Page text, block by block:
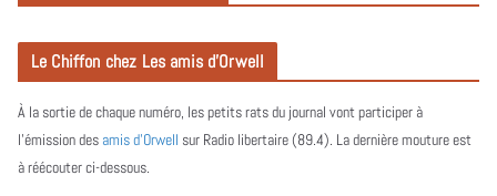
Le Chiffon chez Les amis d’Orwell
À la sortie de chaque numéro, les petits rats du journal vont participer à
l’émission des amis d’Orwell sur Radio libertaire (89.4). La dernière mouture est
à réécouter ci-dessous.